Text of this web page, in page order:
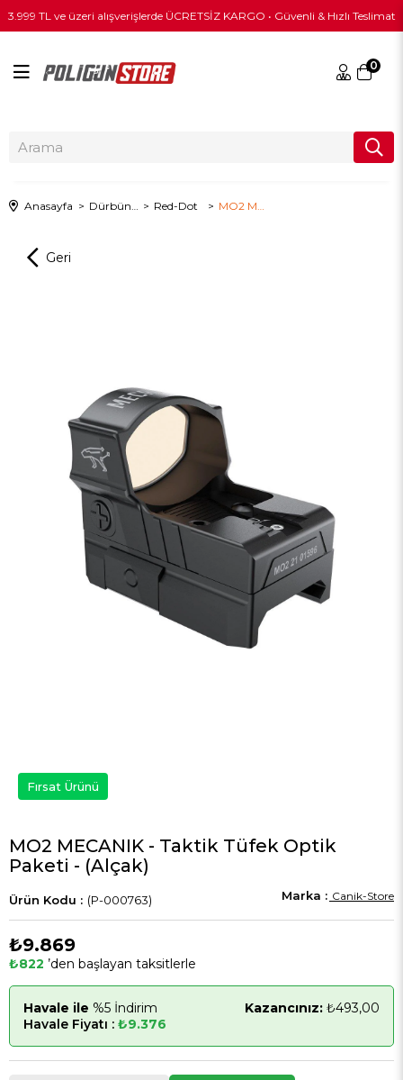
3.999 TL ve üzeri alışverişlerde ÜCRETSİZ KARGO • Güvenli & Hızlı Teslimat
0
Anasayfa Red-Dot
Fırsat Ürünü
MO2 MECANIK - Taktik Tüfek Optik
Paketi - (Alçak)
(P-000763) Canik-Store
₺9.869
₺822 ’den başlayan taksitlerle
Havale ile %5 İndirim Kazancınız: ₺493,00
Havale Fiyatı : ₺9.376